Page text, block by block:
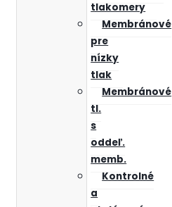
tlakomery
Membránové
pre
nízky
tlak
Membránové
tl.
s
oddeľ.
memb.
Kontrolné
a